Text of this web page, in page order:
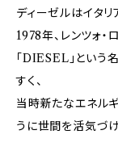
ディーゼルはイタリ
1978年、レンツォ・
「DIESEL」という
すく、
当時新たなエネル
うに世間を活気づ